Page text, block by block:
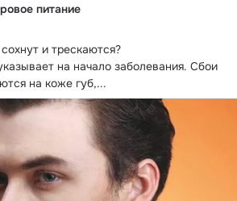
питание
и трескаются?
на начало заболевания. Сбои
на коже губ,...